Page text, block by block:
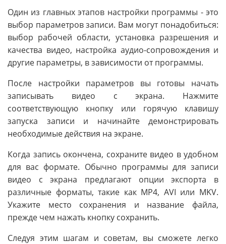
Один из главных этапов настройки программы - это
выбор параметров записи. Вам могут понадобиться:
выбор рабочей области, установка разрешения и
качества видео, настройка аудио-сопровождения и
другие параметры, в зависимости от программы.
После настройки параметров вы готовы начать
записывать видео с экрана. Нажмите
соответствующую кнопку или горячую клавишу
запуска записи и начинайте демонстрировать
необходимые действия на экране.
Когда запись окончена, сохраните видео в удобном
для вас формате. Обычно программы для записи
видео с экрана предлагают опции экспорта в
различные форматы, такие как MP4, AVI или MKV.
Укажите место сохранения и название файла,
прежде чем нажать кнопку сохранить.
Следуя этим шагам и советам, вы сможете легко